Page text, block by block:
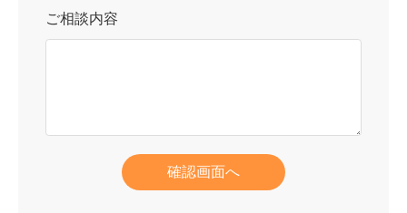
ご相談内容
確認画面へ